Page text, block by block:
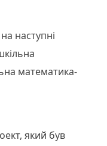
наступні
математика-
який був